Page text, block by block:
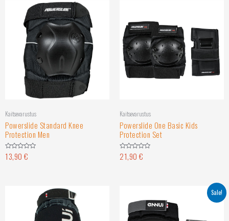
Kaitsevarustus
Powerslide Standard Knee
Protection Men
Hinnanguga
013,90 €
Kaitsevarustus
Powerslide One Basic Kids
Protection Set
Hinnanguga
0
21,90 €
Sale!